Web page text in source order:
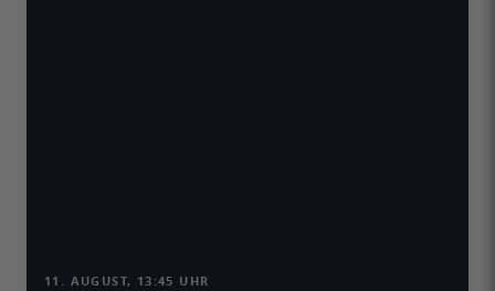
11. AUGUST, 13:45 UHR